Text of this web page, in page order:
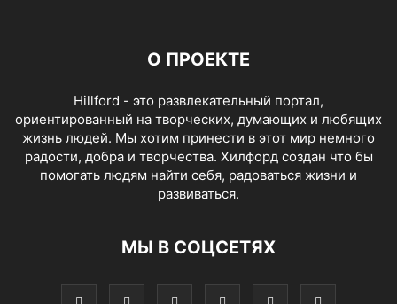
О ПРОЕКТЕ
Hillford - это развлекательный портал,
ориентированный на творческих, думающих и любящих
жизнь людей. Мы хотим принести в этот мир немного
радости, добра и творчества. Хилфорд создан что бы
помогать людям найти себя, радоваться жизни и
развиваться.
МЫ В СОЦСЕТЯХ